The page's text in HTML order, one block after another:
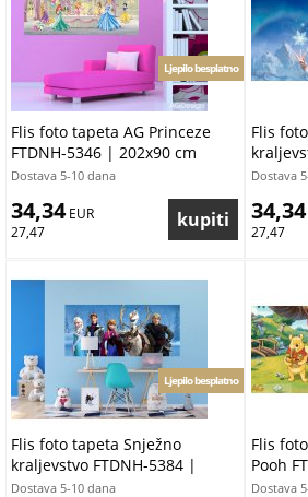
Flis foto tapeta AG Princeze
FTDNH-5346 | 202x90 cm
Ljepilo besplatno
Dostava 5-10 dana
34,34 EUR
27,47
Flis
202x90
Dostava
34,34
27,47
Flis foto tapeta Snježno
kraljevstvo FTDNH-5384 |
202x90 cm
Ljepilo besplatno
Dostava 5-10 dana
Flis
Pooh
Dostava